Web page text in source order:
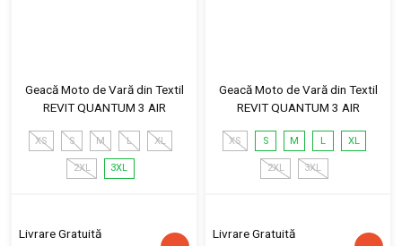
Geacă Moto de Vară din Textil
REVIT QUANTUM 3 AIR
XS S M L XL
2XL 3XL
Livrare Gratuită
Geacă Moto de Vară din Textil
REVIT QUANTUM 3 AIR
XS S M L XL
2XL 3XL
Livrare Gratuită